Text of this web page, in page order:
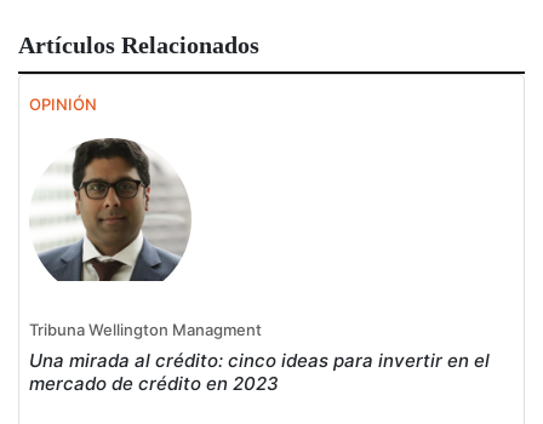
Artículos Relacionados
OPINIÓN
Tribuna Wellington Managment
Una mirada al crédito: cinco ideas para invertir en el
mercado de crédito en 2023